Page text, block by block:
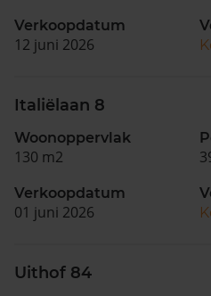
Verkoopdatum
12 juni 2026
Italiëlaan 8
Woonoppervlak
130 m2
Verkoopdatum
01 juni 2026
Uithof 84